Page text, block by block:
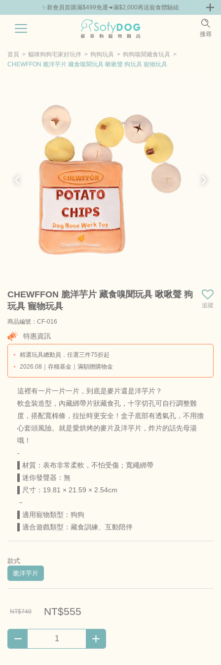
✨新會員首購滿$499免運➜滿$2,000再送寵食體驗組
搜尋
鮮 零食專區 飼料 | 凍乾優惠組 主食罐 | 餐包優惠
首頁 貓咪狗狗宅家好玩伴 狗狗玩具
狗狗嗅聞藏食玩具
CHEWFFON 脆洋芋片 藏食嗅聞玩具 啾啾聲 狗玩具 寵物玩具
CHEWFFON 脆洋芋片 藏食嗅聞玩具 啾啾聲 狗
玩具 寵物玩具
追蹤
商品編號：CF-016
特惠資訊
精選玩具總動員．任選三件75折起
2026.08｜存糧基金｜滿額贈購物金
這裡有一片一片一片，到底是麥片還是洋芋片？
軟盒裝造型，內藏綁帶片狀藏食孔，十字切孔可自行調整難
度，搭配寬棉條，拉扯時更安全！盒子底部有透氣孔，不用擔
心套頭風險。就是愛烘烤的麥片及洋芋片，炸片的話先母湯
哦！
-
▌材質：表布非常柔軟，不怕受傷；寬繩綁帶
▌迷你發聲器：無
▌尺寸：19.81 × 21.59 × 2.54cm
－
▌適用寵物類型：狗狗
▌適合遊戲類型：藏食訓練、互動陪伴
款式
脆洋芋片
NT$740 NT$555